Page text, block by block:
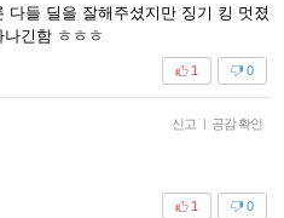
다들 딜을 잘해주셨지만 징기 킹 멋졌
긴함 ㅎㅎㅎ
0
1
신고 | 공감 확인
0
1